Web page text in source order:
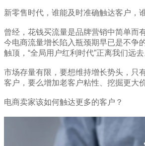
新零售时代，谁能及时准确触达客户，
曾经，花钱买流量是品牌营销中简单而
今电商流量增长陷入瓶颈期早已是不争
触顶，“全局用户红利时代”正离我们远去
市场存量有限，要想维持增长势头，只
客户，要么增加老客户粘性、挖掘更大价
电商卖家该如何触达更多的客户？